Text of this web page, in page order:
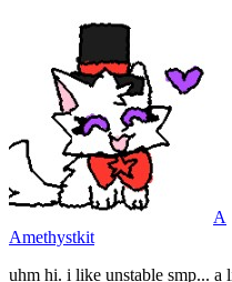
A
Amethystkit
uhm hi. i like unstable smp...